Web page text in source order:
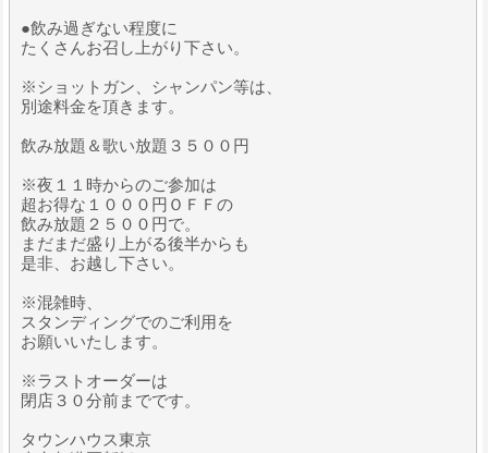
●飲み過ぎない程度に
たくさんお召し上がり下さい。
※ショットガン、シャンパン等は、
別途料金を頂きます。
飲み放題＆歌い放題３５００円
※夜１１時からのご参加は
超お得な１０００円ＯＦＦの
飲み放題２５００円で。
まだまだ盛り上がる後半からも
是非、お越し下さい。
※混雑時、
スタンディングでのご利用を
お願いいたします。
※ラストオーダーは
閉店３０分前までです。
タウンハウス東京